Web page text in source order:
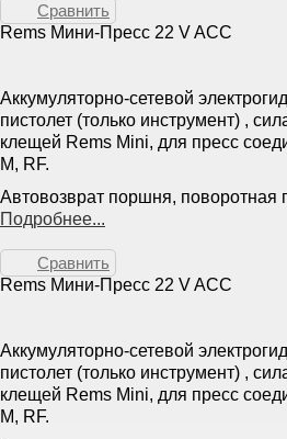
Сравнить
Rems Мини-Пресс 22 V ACC
Аккумуляторно-сетевой
пистолет (только инструмент) ,
клещей Rems Mini, для пресс
M, RF.
Автовозврат поршня, поворотная
Подробнее...
Сравнить
Rems Мини-Пресс 22 V ACC
Аккумуляторно-сетевой
пистолет (только инструмент) ,
клещей Rems Mini, для пресс
M, RF.